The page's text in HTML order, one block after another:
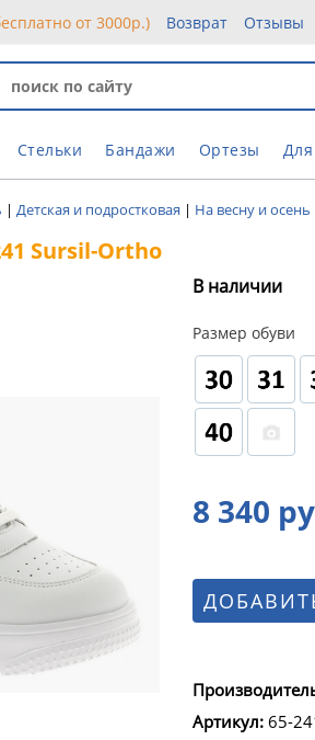
от 3000р.) Возврат Отзывы
Стельки Бандажи Ортезы
| Детская и подростковая | На весну и осень
Sursil-Ortho
В наличии
Размер обуви
8 340
Артикул: 65-